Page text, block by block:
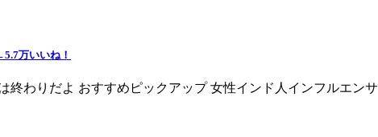
万いいね！
終わりだよ おすすめピックアップ 女性インド人インフルエン